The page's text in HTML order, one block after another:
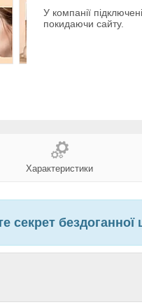
У компанії
покидаючи сайту.
Характеристики
секрет бездоганної